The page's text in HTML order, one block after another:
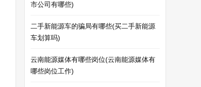
市公司有哪些)
二手新能源车的骗局有哪些(买二手新能源
车划算吗)
云南能源媒体有哪些岗位(云南能源媒体有
哪些岗位工作)